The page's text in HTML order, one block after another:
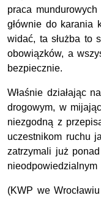
praca
głównie do karania
widać, ta służba to
obowiązków, a
bezpiecznie.
Właśnie działając
drogowym, w
niezgodną z
uczestnikom ruchu
zatrzymali już
nieodpowiedzialnym
(KWP we